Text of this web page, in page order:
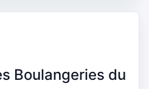
Boulangeries du